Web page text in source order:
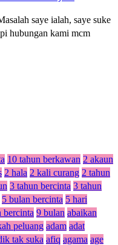
saye ialah, saye suke
hubungan kami mcm
10 tahun berkawan 2 akaun
2 hala 2 kali curang 2 tahun
3 tahun bercinta 3 tahun
5 bulan bercinta 5 hari
bercinta 9 bulan abaikan
peluang adam adat
tak suka afiq agama age